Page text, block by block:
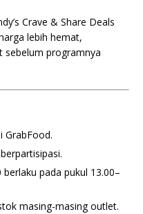
Crave & Share Deals
lebih hemat,
sebelum programnya
GrabFood.
pada pukul 13.00–
masing-masing outlet.